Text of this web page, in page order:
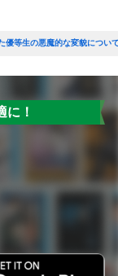
優等生の悪魔的な変貌につい
に！